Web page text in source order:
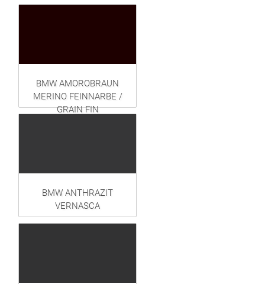
BMW AMOROBRAUN
MERINO FEINNARBE /
GRAIN FIN
BMW ANTHRAZIT
VERNASCA